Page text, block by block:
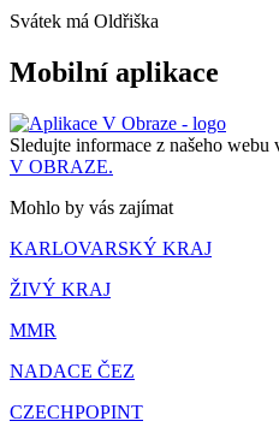
Svátek má Oldřiška
Mobilní aplikace
Sledujte informace z našeho webu
V OBRAZE.
Mohlo by vás zajímat
KARLOVARSKÝ KRAJ
ŽIVÝ KRAJ
MMR
NADACE ČEZ
CZECHPOPINT